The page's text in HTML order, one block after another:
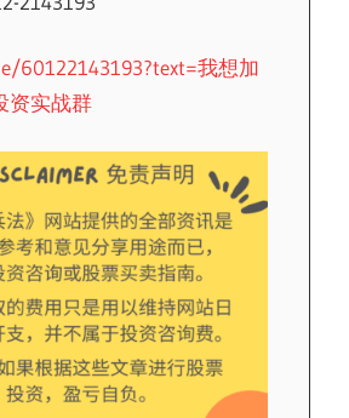
60122143193?text=我想加
资实战群